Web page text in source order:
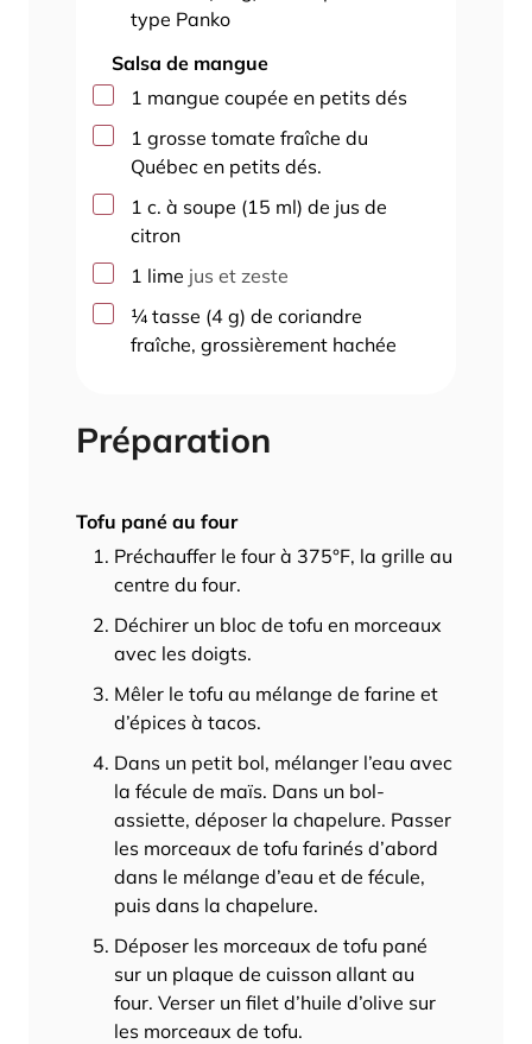
type Panko
Salsa de mangue
▢1 mangue coupée en petits dés
▢1 grosse tomate fraîche du
Québec en petits dés.
▢1 c. à soupe (15 ml) de jus de
citron
▢1 lime jus et zeste
▢
¼ tasse (4 g) de coriandre
fraîche, grossièrement hachée
Préparation
Tofu pané au four
Préchauffer le four à 375°F, la grille au
centre du four.
Déchirer un bloc de tofu en morceaux
avec les doigts.
Mêler le tofu au mélange de farine et
d’épices à tacos.
Dans un petit bol, mélanger l’eau avec
la fécule de maïs. Dans un bol-
assiette, déposer la chapelure. Passer
les morceaux de tofu farinés d’abord
dans le mélange d’eau et de fécule,
puis dans la chapelure.
Déposer les morceaux de tofu pané
sur un plaque de cuisson allant au
four. Verser un filet d’huile d’olive sur
les morceaux de tofu.